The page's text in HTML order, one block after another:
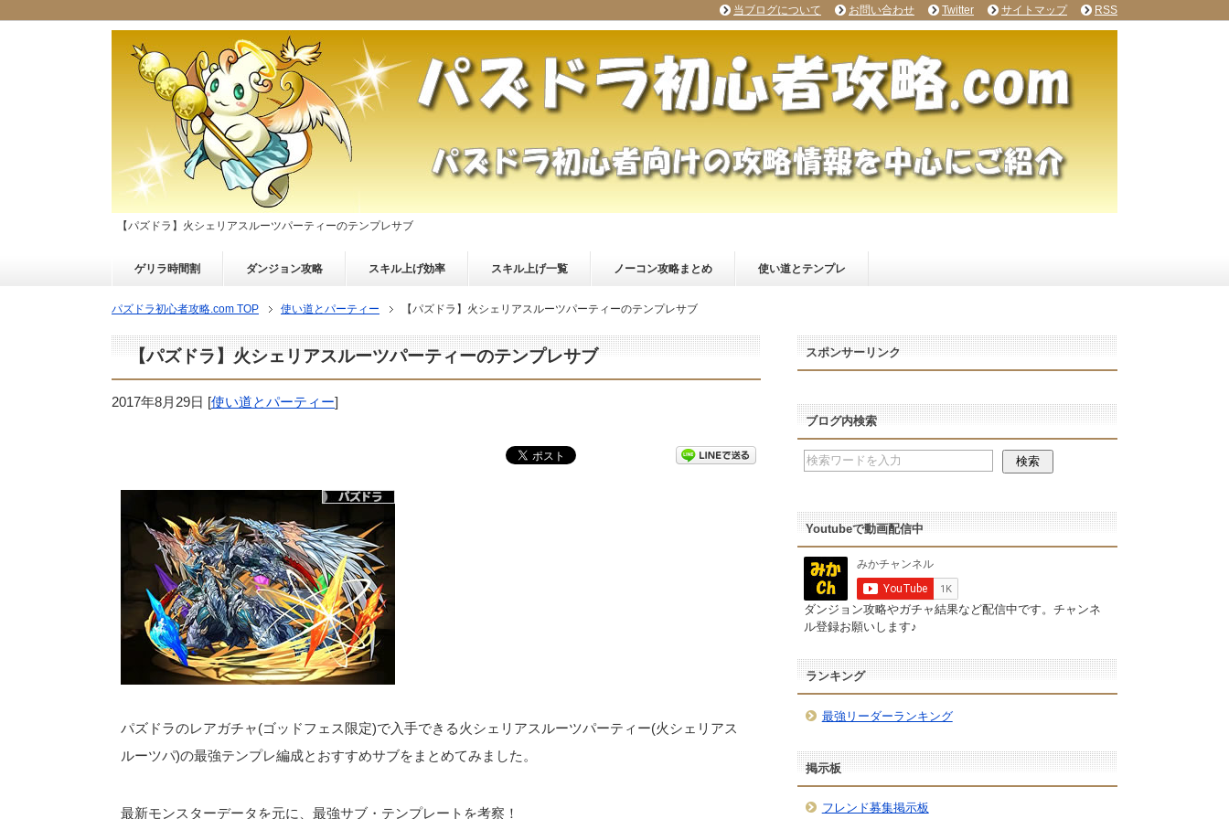
【パズドラ】火シェリアスルーツパーティーのテンプレサブ
ゲリラ時間割 ダンジョン攻略 スキル上げ効率 スキル上げ一覧 ノーコン攻略まとめ 使い道とテンプレ
パズドラ初心者攻略.com TOP 使い道とパーティー 【パズドラ】火シェリアスルーツパーティーのテンプレサブ
【パズドラ】火シェリアスルーツパーティーのテンプレサブ
2017年8月29日 [使い道とパーティー]
パズドラのレアガチャ(ゴッドフェス限定)で入手できる火シェリアスルーツパーティー(火シェリアス
ルーツパ)の最強テンプレ編成とおすすめサブをまとめてみました。
最新モンスターデータを元に、最強サブ・テンプレートを考察！
スポンサーリンク
ブログ内検索
Youtubeで動画配信中
ダンジョン攻略やガチャ結果など配信中です。チャンネ
ル登録お願いします♪
ランキング
最強リーダーランキング
掲示板
フレンド募集掲示板
当ブログについて お問い合わせ Twitter サイトマップ RSS